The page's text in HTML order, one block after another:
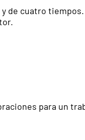
de cuatro
para un